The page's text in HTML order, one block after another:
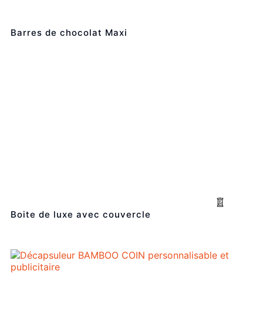
Barres de chocolat Maxi
Boite de luxe avec couvercle